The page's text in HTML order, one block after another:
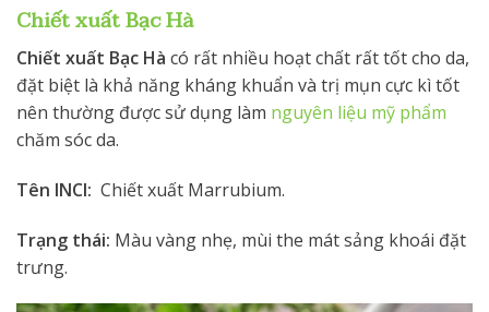
Chiết xuất Bạc Hà
Chiết xuất Bạc Hà có rất nhiều hoạt chất rất tốt cho da,
đặt biệt là khả năng kháng khuẩn và trị mụn cực kì tốt
nên thường được sử dụng làm nguyên liệu mỹ phẩm
chăm sóc da.
Tên INCI: Chiết xuất Marrubium.
Trạng thái: Màu vàng nhẹ, mùi the mát sảng khoái đặt
trưng.